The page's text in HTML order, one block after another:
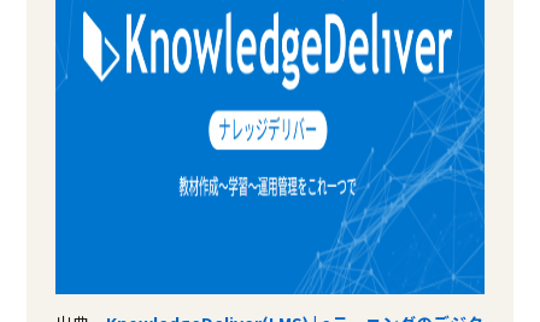
クリップアート
帳票出力
タレントパレット（eラー
ニングシステ…
Schoo for Business